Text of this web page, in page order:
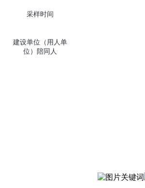
采样时间
建设单位（用人单
位）陪同人